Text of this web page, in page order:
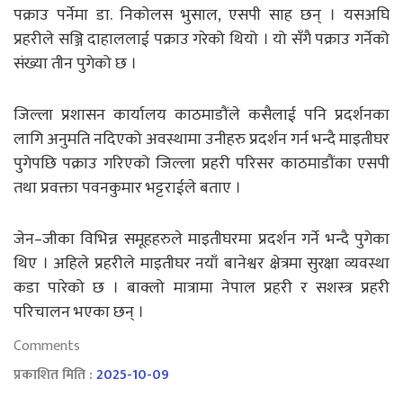
पक्राउ पर्नेमा डा. निकोलस भुसाल, एसपी साह छन् । यसअघि
प्रहरीले सञ्जि दाहाललाई पक्राउ गरेको थियो । यो सँगै पक्राउ गर्नेको
संख्या तीन पुगेको छ ।
जिल्ला प्रशासन कार्यालय काठमाडौंले कसैलाई पनि प्रदर्शनका
लागि अनुमति नदिएको अवस्थामा उनीहरु प्रदर्शन गर्न भन्दै माइतीघर
पुगेपछि पक्राउ गरिएको जिल्ला प्रहरी परिसर काठमाडौंका एसपी
तथा प्रवक्ता पवनकुमार भट्टराईले बताए ।
जेन–जीका विभिन्न समूहहरुले माइतीघरमा प्रदर्शन गर्ने भन्दै पुगेका
थिए । अहिले प्रहरीले माइतीघर नयाँ बानेश्वर क्षेत्रमा सुरक्षा व्यवस्था
कडा पारेको छ । बाक्लो मात्रामा नेपाल प्रहरी र सशस्त्र प्रहरी
परिचालन भएका छन् ।
Comments
प्रकाशित मिति :2025-10-09